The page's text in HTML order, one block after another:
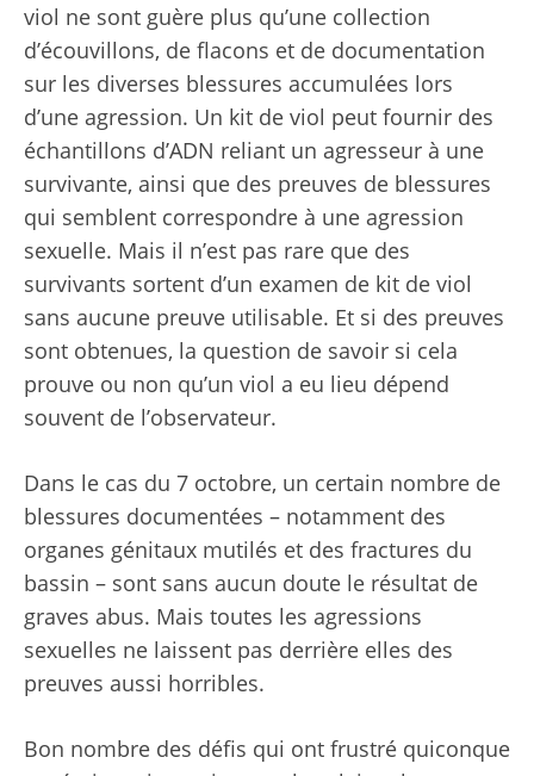
viol ne sont guère plus qu’une collection
d’écouvillons, de flacons et de documentation
sur les diverses blessures accumulées lors
d’une agression. Un kit de viol peut fournir des
échantillons d’ADN reliant un agresseur à une
survivante, ainsi que des preuves de blessures
qui semblent correspondre à une agression
sexuelle. Mais il n’est pas rare que des
survivants sortent d’un examen de kit de viol
sans aucune preuve utilisable. Et si des preuves
sont obtenues, la question de savoir si cela
prouve ou non qu’un viol a eu lieu dépend
souvent de l’observateur.
Dans le cas du 7 octobre, un certain nombre de
blessures documentées – notamment des
organes génitaux mutilés et des fractures du
bassin – sont sans aucun doute le résultat de
graves abus. Mais toutes les agressions
sexuelles ne laissent pas derrière elles des
preuves aussi horribles.
Bon nombre des défis qui ont frustré quiconque